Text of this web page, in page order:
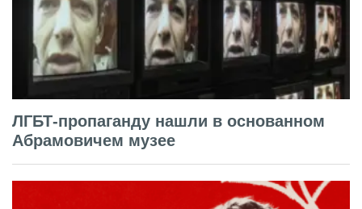
ЛГБТ-пропаганду нашли в основанном
Абрамовичем музее